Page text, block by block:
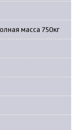
масса 750кг